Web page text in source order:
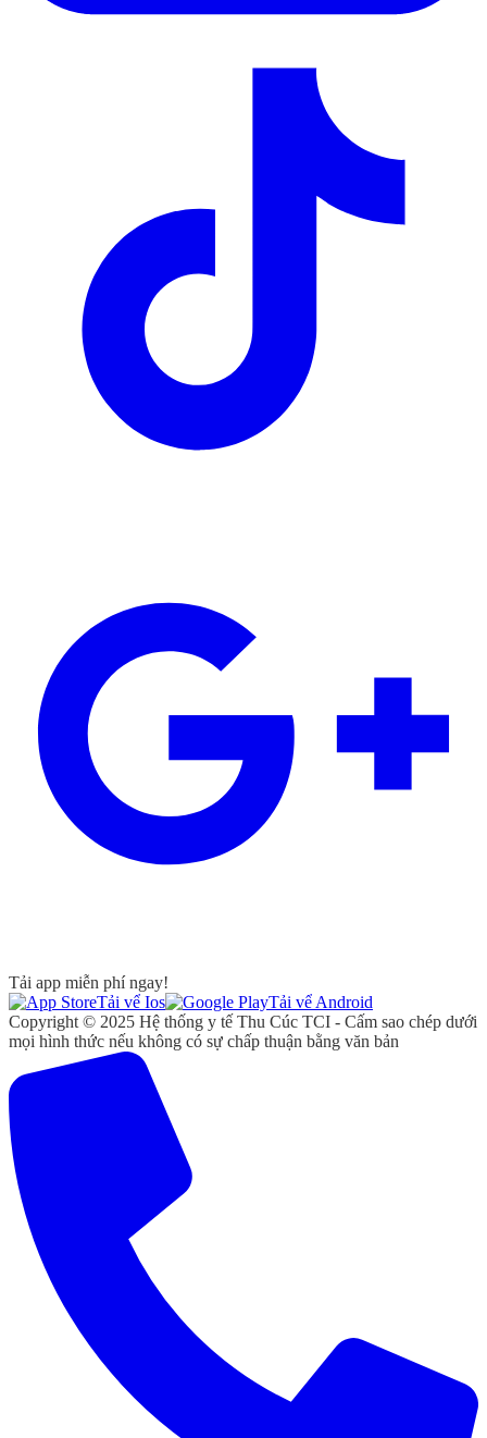
Tải app miễn phí ngay!
Tải vể Ios
Tải vể Android
Copyright © 2025 Hệ thống y tế Thu Cúc TCI - Cấm sao chép dưới
mọi hình thức nếu không có sự chấp thuận bằng văn bản